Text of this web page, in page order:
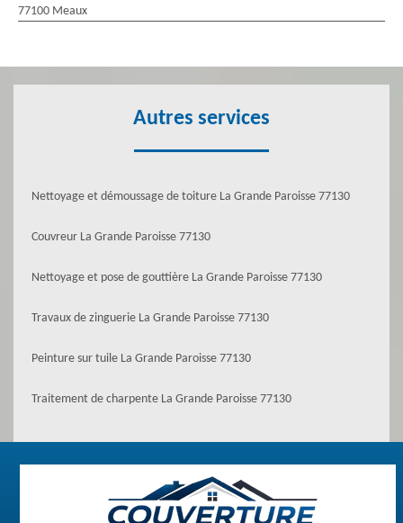
77100 Meaux
Autres services
Nettoyage et démoussage de toiture La Grande Paroisse 77130
Couvreur La Grande Paroisse 77130
Nettoyage et pose de gouttière La Grande Paroisse 77130
Travaux de zinguerie La Grande Paroisse 77130
Peinture sur tuile La Grande Paroisse 77130
Traitement de charpente La Grande Paroisse 77130